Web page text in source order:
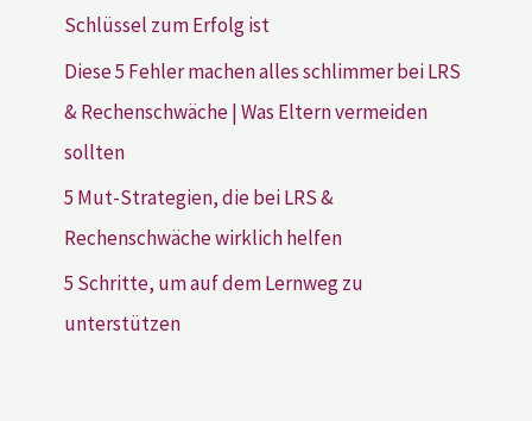
Schlüssel zum Erfolg ist
Diese 5 Fehler machen alles schlimmer bei LRS
& Rechenschwäche | Was Eltern vermeiden
sollten
5 Mut-Strategien, die bei LRS &
Rechenschwäche wirklich helfen
5 Schritte, um auf dem Lernweg zu
unterstützen